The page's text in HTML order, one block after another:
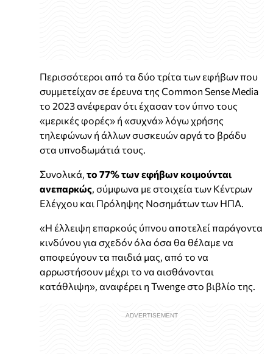
Περισσότεροι από τα δύο τρίτα των εφήβων που
συμμετείχαν σε έρευνα της Common Sense Media
το 2023 ανέφεραν ότι έχασαν τον ύπνο τους
«μερικές φορές» ή «συχνά» λόγω χρήσης
τηλεφώνων ή άλλων συσκευών αργά το βράδυ
στα υπνοδωμάτιά τους.
Συνολικά, το 77% των εφήβων κοιμούνται
ανεπαρκώς, σύμφωνα με στοιχεία των Κέντρων
Ελέγχου και Πρόληψης Νοσημάτων των ΗΠΑ.
«Η έλλειψη επαρκούς ύπνου αποτελεί παράγοντα
κινδύνου για σχεδόν όλα όσα θα θέλαμε να
αποφεύγουν τα παιδιά μας, από το να
αρρωστήσουν μέχρι το να αισθάνονται
κατάθλιψη», αναφέρει η Twenge στο βιβλίο της.